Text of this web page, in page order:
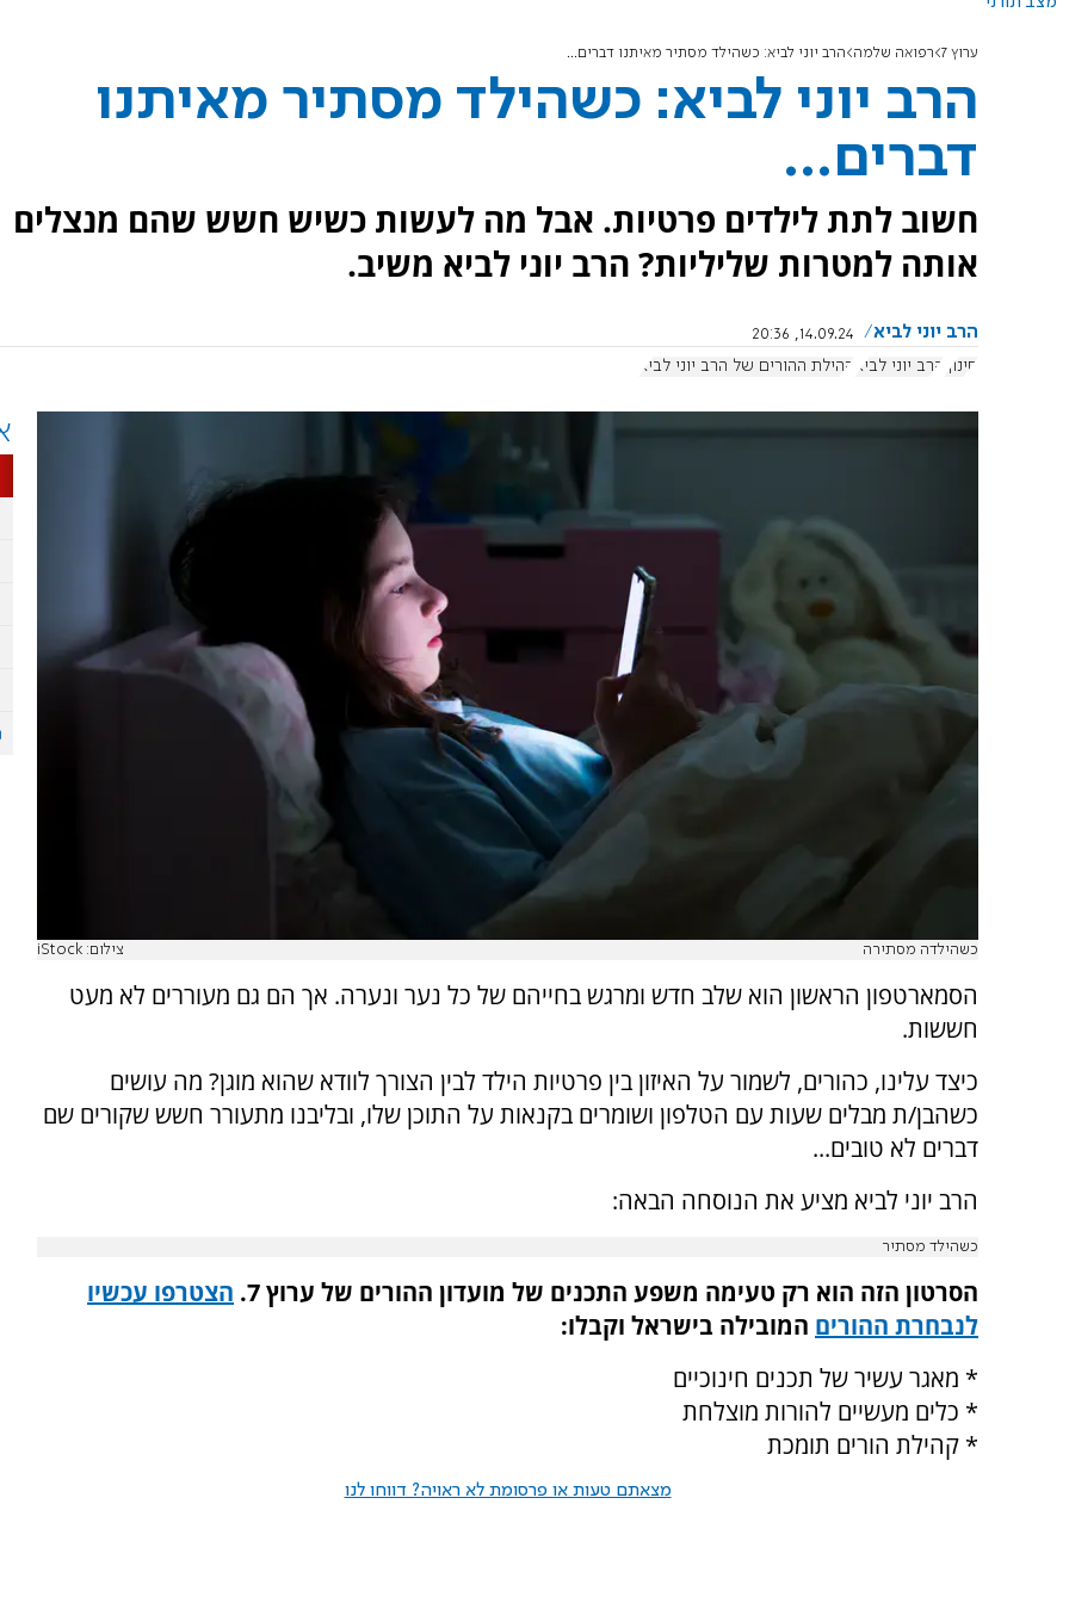
ערוץ 7 רפואה שלמה הרב יוני לביא: כשהילד מסתיר מאיתנו דברים...
הרב יוני לביא: כשהילד מסתיר מאיתנו
דברים...
חשוב לתת לילדים פרטיות. אבל מה לעשות כשיש חשש שהם מנצלים
אותה למטרות שליליות? הרב יוני לביא משיב.
הרב יוני לביא
14.09.24, 20:36
חינוך הרב יוני לביא קהילת ההורים של הרב יוני לביא
כשהילדה מסתירה צילום: iStock
הסמארטפון הראשון הוא שלב חדש ומרגש בחייהם של כל נער ונערה. אך הם גם מעוררים לא מעט
חששות.
כיצד עלינו, כהורים, לשמור על האיזון בין פרטיות הילד לבין הצורך לוודא שהוא מוגן? מה עושים
כשהבן/ת מבלים שעות עם הטלפון ושומרים בקנאות על התוכן שלו, ובליבנו מתעורר חשש שקורים שם
דברים לא טובים...
הרב יוני לביא מציע את הנוסחה הבאה:
כשהילד מסתיר
הסרטון הזה הוא רק טעימה משפע התכנים של מועדון ההורים של ערוץ 7.
הצטרפו עכשיו
לנבחרת ההורים המובילה בישראל וקבלו:
* מאגר עשיר של תכנים חינוכיים
* כלים מעשיים להורות מוצלחת
* קהילת הורים תומכת
מצאתם טעות או פרסומת לא ראויה? דווחו לנו